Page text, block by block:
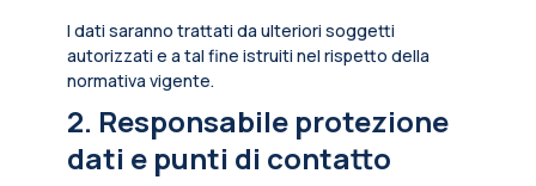
I dati saranno trattati da ulteriori soggetti
autorizzati e a tal fine istruiti nel rispetto della
normativa vigente.
2. Responsabile protezione
dati e punti di contatto